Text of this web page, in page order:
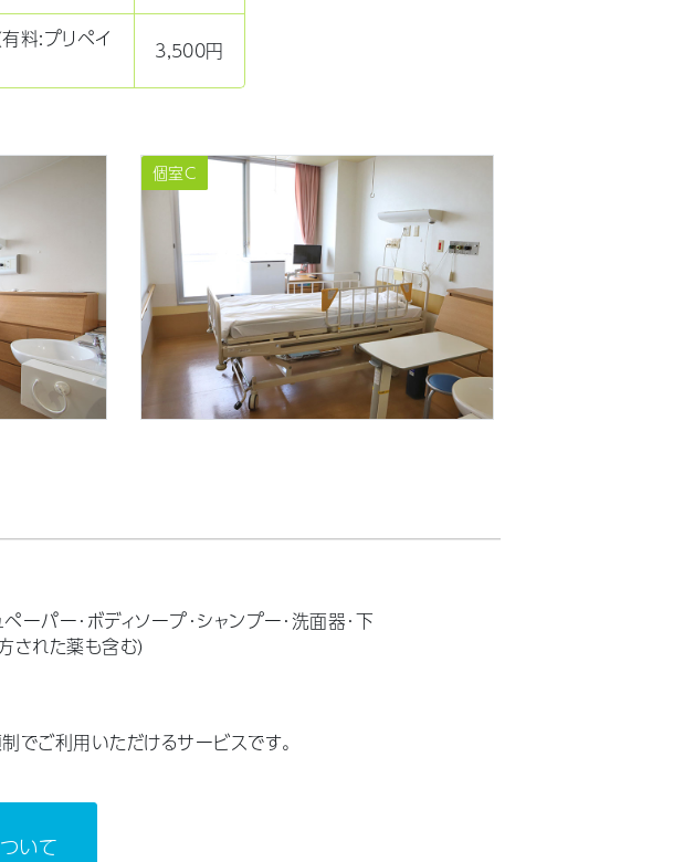
料：プリペイ
3,500円
個室C
ーパー・ボディソープ・シャンプー・洗面器・下
された薬も含む）
でご利用いただけるサービスです。
いて